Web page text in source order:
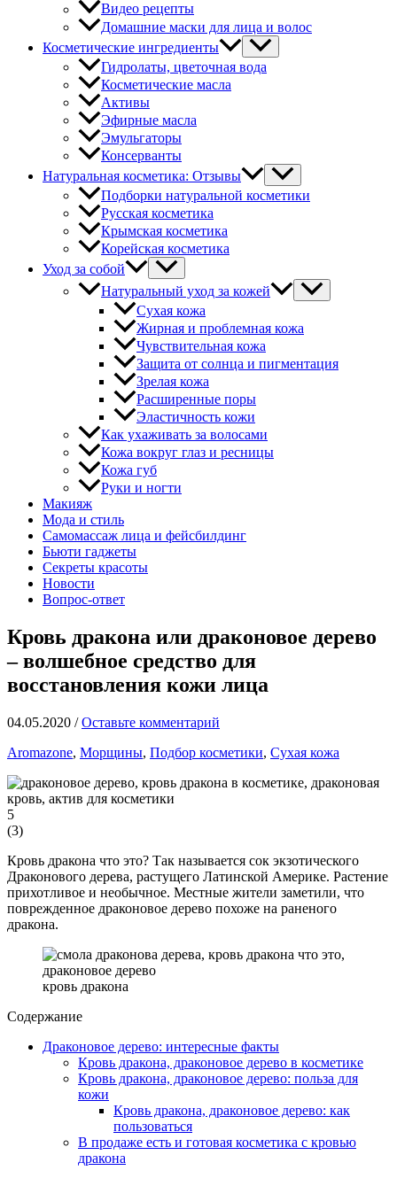
Видео рецепты
Домашние маски для лица и волос
Косметические ингредиенты
Гидролаты, цветочная вода
Косметические масла
Активы
Эфирные масла
Эмульгаторы
Консерванты
Натуральная косметика: Отзывы
Подборки натуральной косметики
Русская косметика
Крымская косметика
Корейская косметика
Уход за собой
Натуральный уход за кожей
Сухая кожа
Жирная и проблемная кожа
Чувствительная кожа
Защита от солнца и пигментация
Зрелая кожа
Расширенные поры
Эластичность кожи
Как ухаживать за волосами
Кожа вокруг глаз и ресницы
Кожа губ
Руки и ногти
Макияж
Мода и стиль
Самомассаж лица и фейсбилдинг
Бьюти гаджеты
Секреты красоты
Новости
Вопрос-ответ
Кровь дракона или драконовое дерево
– волшебное средство для
восстановления кожи лица
04.05.2020 /Оставьте комментарий
Aromazone, Морщины, Подбор косметики, Сухая кожа
5
(3)
Кровь дракона что это? Так называется сок экзотического
Драконового дерева, растущего Латинской Америке. Растение
прихотливое и необычное. Местные жители заметили, что
поврежденное драконовое дерево похоже на раненого
дракона.
кровь дракона
Содержание
Драконовое дерево: интересные факты
Кровь дракона, драконовое дерево в косметике
Кровь дракона, драконовое дерево: польза для
кожи
Кровь дракона, драконовое дерево: как
пользоваться
В продаже есть и готовая косметика с кровью
дракона